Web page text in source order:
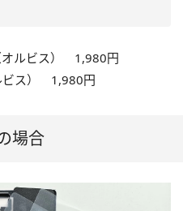
オルビス） 1,980円
ビス） 1,980円
場合